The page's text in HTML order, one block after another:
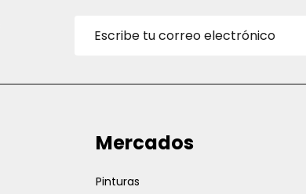
electrónico
Mercados
Pinturas